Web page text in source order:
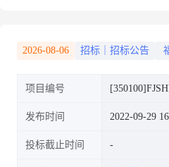
务采购项目
2026-08-06 招标｜招标公告
项目编号
发布时间 2022-09-29
投标截止时间